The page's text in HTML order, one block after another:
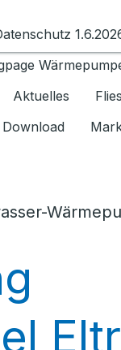
für Ratgeber
Aktuelles
Download